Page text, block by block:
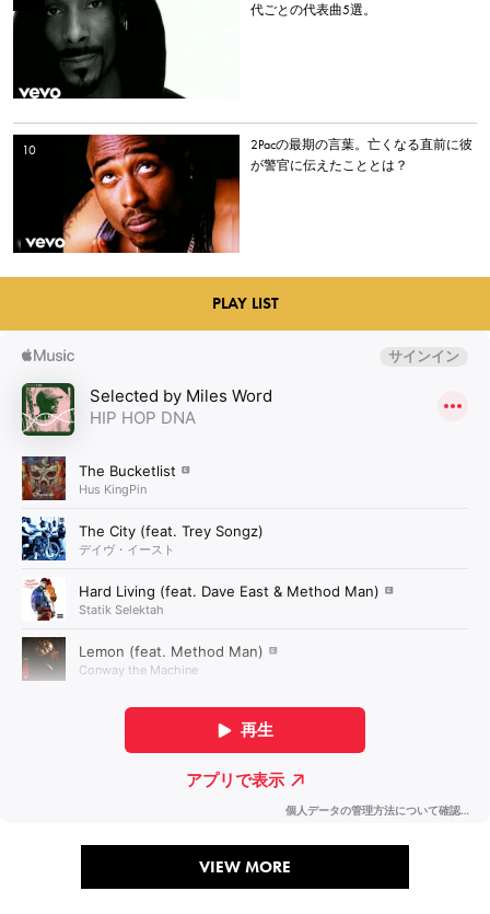
代ごとの代表曲5選。
2Pacの最期の言葉。亡くなる直前に彼
が警官に伝えたこととは？
PLAY LIST
VIEW MORE